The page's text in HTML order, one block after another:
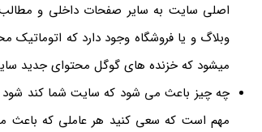
اصلی سایت به سایر صفحات داخلی و مطالب
وبلاگ و یا فروشگاه وجود دارد که
میشود که خزنده های گوگل محتوای جدید
چه چیز باعث می شود که سایت شما کند شود
مهم است که سعی کنید هر عاملی که باعث